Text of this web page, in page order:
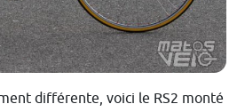
différente, voici le RS2 monté